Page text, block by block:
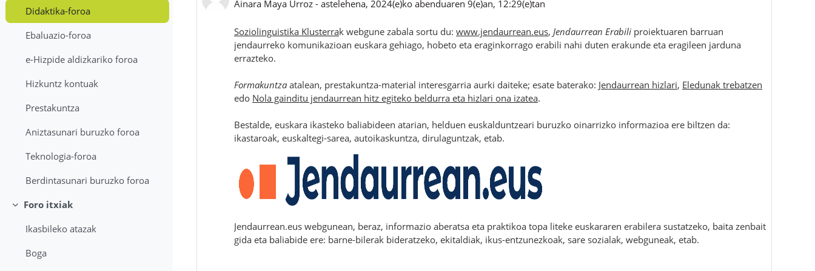
Didaktika-foroa
Ebaluazio-foroa
e-Hizpide aldizkariko foroa
Hizkuntz kontuak
Prestakuntza
Aniztasunari buruzko foroa
Teknologia-foroa
Berdintasunari buruzko foroa
Tolestu
Foro itxiak
Ikasbileko atazak
Boga
Ainara Maya Urroz - astelehena, 2024(e)ko abenduaren 9(e)an, 12:29(e)tan
Soziolinguistika Klusterrak webgune zabala sortu du: www.jendaurrean.eus, Jendaurrean Erabili proiektuaren barruan
jendaurreko komunikazioan euskara gehiago, hobeto eta eraginkorrago erabili nahi duten erakunde eta eragileen jarduna
errazteko.
Formakuntza atalean, prestakuntza-material interesgarria aurki daiteke; esate baterako: Jendaurrean hizlari, Eledunak trebatzen
edo Nola gainditu jendaurrean hitz egiteko beldurra eta hizlari ona izatea.
Bestalde, euskara ikasteko baliabideen atarian, helduen euskalduntzeari buruzko oinarrizko informazioa ere biltzen da:
ikastaroak, euskaltegi-sarea, autoikaskuntza, dirulaguntzak, etab.
Jendaurrean.eus webgunean, beraz, informazio aberatsa eta praktikoa topa liteke euskararen erabilera sustatzeko, baita zenbait
gida eta baliabide ere: barne-bilerak bideratzeko, ekitaldiak, ikus-entzunezkoak, sare sozialak, webguneak, etab.